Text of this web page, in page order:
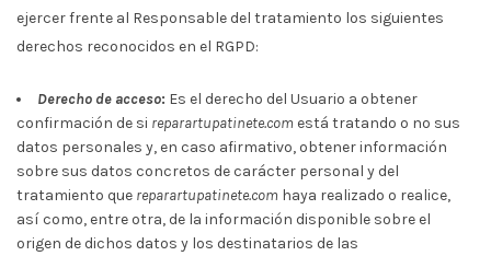
ejercer frente al Responsable del tratamiento los siguientes
derechos reconocidos en el RGPD:
Derecho de acceso: Es el derecho del Usuario a obtener
confirmación de si reparartupatinete.com está tratando o no sus
datos personales y, en caso afirmativo, obtener información
sobre sus datos concretos de carácter personal y del
tratamiento que reparartupatinete.com haya realizado o realice,
así como, entre otra, de la información disponible sobre el
origen de dichos datos y los destinatarios de las